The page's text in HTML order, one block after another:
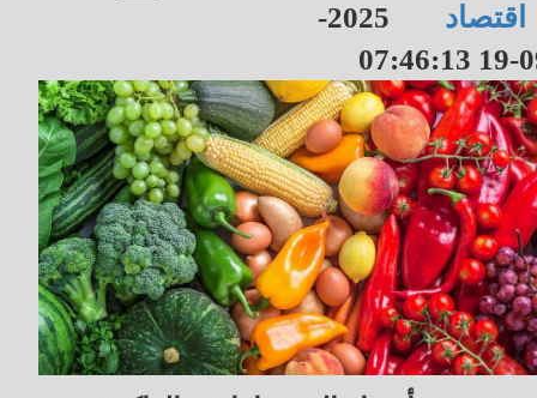
اقتصاد
2025-
09-19